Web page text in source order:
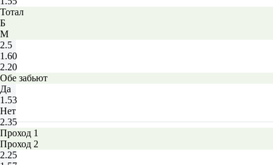
Тотал
Б
М
2.5
1.60
2.20
Обе забьют
Да
1.53
Нет
2.35
Проход 1
Проход 2
2.25